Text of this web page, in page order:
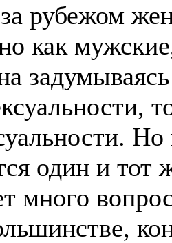
рубежом
как
один и тот
много